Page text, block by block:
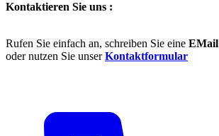
Kontaktieren Sie uns :
Rufen Sie einfach an, schreiben Sie eine EMail
oder nutzen Sie unserKontaktformular